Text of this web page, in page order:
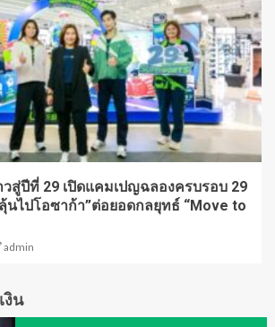
สู่ปีที่ 29 เปิดแคมเปญฉลองครบรอบ 29
นไปโอซาก้า”ต่อยอดกลยุทธ์ “Move to
admin
งิน